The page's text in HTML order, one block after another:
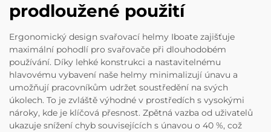
prodloužené použití
Ergonomický design svařovací helmy Iboate zajišťuje
maximální pohodlí pro svařovače při dlouhodobém
používání. Díky lehké konstrukci a nastavitelnému
hlavovému vybavení naše helmy minimalizují únavu a
umožňují pracovníkům udržet soustředění na svých
úkolech. To je zvláště výhodné v prostředích s vysokými
nároky, kde je klíčová přesnost. Zpětná vazba od uživatelů
ukazuje snížení chyb souvisejících s únavou o 40 %, což